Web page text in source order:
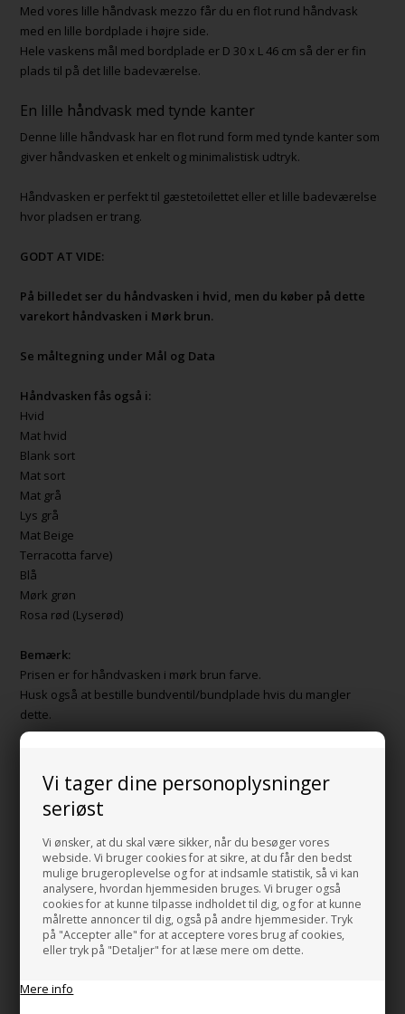
Vi tager dine personoplysninger
seriøst
Vi ønsker, at du skal være sikker, når du besøger vores
webside. Vi bruger cookies for at sikre, at du får den bedst
mulige brugeroplevelse og for at indsamle statistik, så vi kan
analysere, hvordan hjemmesiden bruges. Vi bruger også
cookies for at kunne tilpasse indholdet til dig, og for at kunne
målrette annoncer til dig, også på andre hjemmesider. Tryk
på "Accepter alle" for at acceptere vores brug af cookies,
eller tryk på "Detaljer" for at læse mere om dette.
Mere info
Med vores lille håndvask mezzo får du en flot rund håndvask
med en lille bordplade i højre side.
Hele vaskens mål med bordplade er D 30 x L 46 cm så der er fin
plads til på det lille badeværelse.
En lille håndvask med tynde kanter
Denne lille håndvask har en flot rund form med tynde kanter som
giver håndvasken et enkelt og minimalistisk udtryk.
Håndvasken er perfekt til gæstetoilettet eller et lille badeværelse
hvor pladsen er trang.
GODT AT VIDE:
På billedet ser du håndvasken i hvid, men du køber på dette
varekort håndvasken i Mørk brun.
Se måltegning under Mål og Data
Håndvasken fås også i:
Hvid
Mat hvid
Blank sort
Mat sort
Mat grå
Lys grå
Mat Beige
Terracotta farve)
Blå
Mørk grøn
Rosa rød (Lyserød)
Bemærk:
Prisen er for håndvasken i mørk brun farve.
Husk også at bestille bundventil/bundplade hvis du mangler
dette.
HUSK OGSÅ DISSE
Super Flat Free flow - Bundventil håndvask
+399,00 DKK
Gå til varen
Monteringsbolte til håndvask
+86,00 DKK
Gå til varen